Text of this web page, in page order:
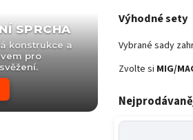
SPRCHA
konstrukce a
pro
Výhodné sety
Vybrané sady
Zvolte si MIG/